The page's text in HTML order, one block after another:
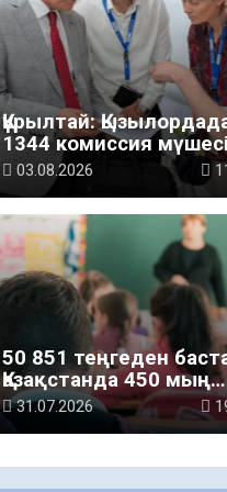
Құрылтай:
1344 комиссия
білімі жетілдіріледі
03.08.2026
50 851 теңгеден
Қазақстанда 450 мың
мектеп оқушысына
31.07.2026